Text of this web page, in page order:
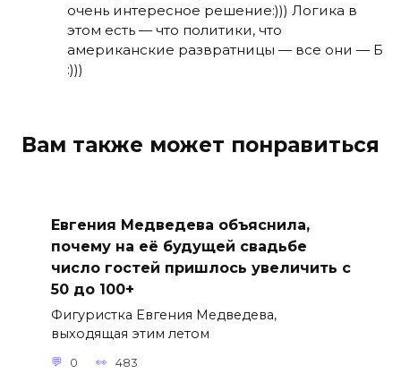
очень интересное решение:))) Логика в
этом есть — что политики, что
американские развратницы — все они — Б
:)))
Вам также может понравиться
Евгения Медведева объяснила,
почему на её будущей свадьбе
число гостей пришлось увеличить с
50 до 100+
Фигуристка Евгения Медведева,
выходящая этим летом
0 483